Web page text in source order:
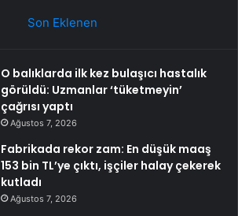
Son Eklenen
O balıklarda ilk kez bulaşıcı hastalık
görüldü: Uzmanlar ‘tüketmeyin’
çağrısı yaptı
Ağustos 7, 2026
Fabrikada rekor zam: En düşük maaş
153 bin TL’ye çıktı, işçiler halay çekerek
kutladı
Ağustos 7, 2026